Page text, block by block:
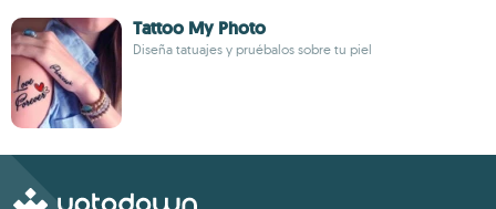
Tattoo My Photo
Diseña tatuajes y pruébalos sobre tu piel